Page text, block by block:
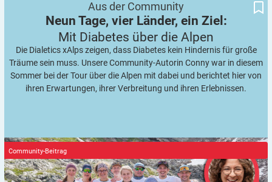
Aus der Community
Neun Tage, vier Länder, ein Ziel:
Mit Diabetes über die Alpen
Die Dialetics xAlps zeigen, dass Diabetes kein Hindernis für große
Träume sein muss. Unsere Community-Autorin Conny war in diesem
Sommer bei der Tour über die Alpen mit dabei und berichtet hier von
ihren Erwartungen, ihrer Verbreitung und ihren Erlebnissen.
Community-Beitrag